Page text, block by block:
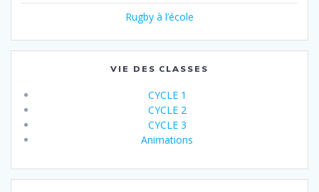
Rugby à l’école
VIE DES CLASSES
CYCLE 1
CYCLE 2
CYCLE 3
Animations